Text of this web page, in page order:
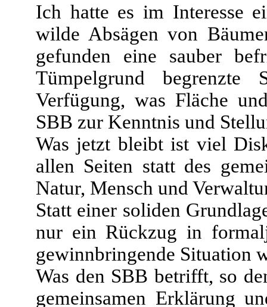
Ich hatte es im Interesse
wilde Absägen von
gefunden eine sauber
Tümpelgrund
Verfügung, was Fläche
SBB zur Kenntnis und
Was jetzt bleibt ist viel
allen Seiten statt des
Natur, Mensch und
Statt einer soliden
nur ein Rückzug in
gewinnbringende Situation
Was den SBB betrifft, so
gemeinsamen Erklärung